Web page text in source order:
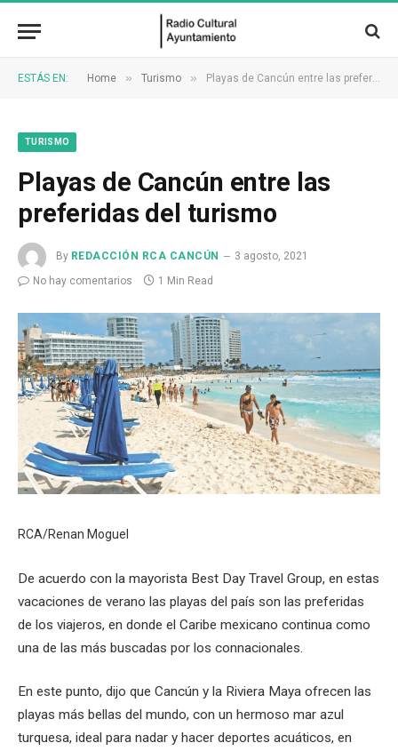
ESTÁS EN: Home » Turismo » Playas de Cancún entre las preferidas del turismo
TURISMO
Playas de Cancún entre las
preferidas del turismo
By REDACCIÓN RCA CANCÚN
3 agosto, 2021
No hay comentarios
1 Min Read
RCA/Renan Moguel
De acuerdo con la mayorista Best Day Travel Group, en estas
vacaciones de verano las playas del país son las preferidas
de los viajeros, en donde el Caribe mexicano continua como
una de las más buscadas por los connacionales.
En este punto, dijo que Cancún y la Riviera Maya ofrecen las
playas más bellas del mundo, con un hermoso mar azul
turquesa, ideal para nadar y hacer deportes acuáticos, en